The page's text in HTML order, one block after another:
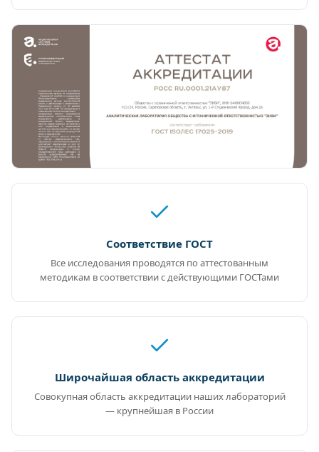
Соответствие ГОСТ
Все исследования проводятся по аттестованным
методикам в соответствии с действующими ГОСТами
Широчайшая область аккредитации
Совокупная область аккредитации наших лабораторий
— крупнейшая в России